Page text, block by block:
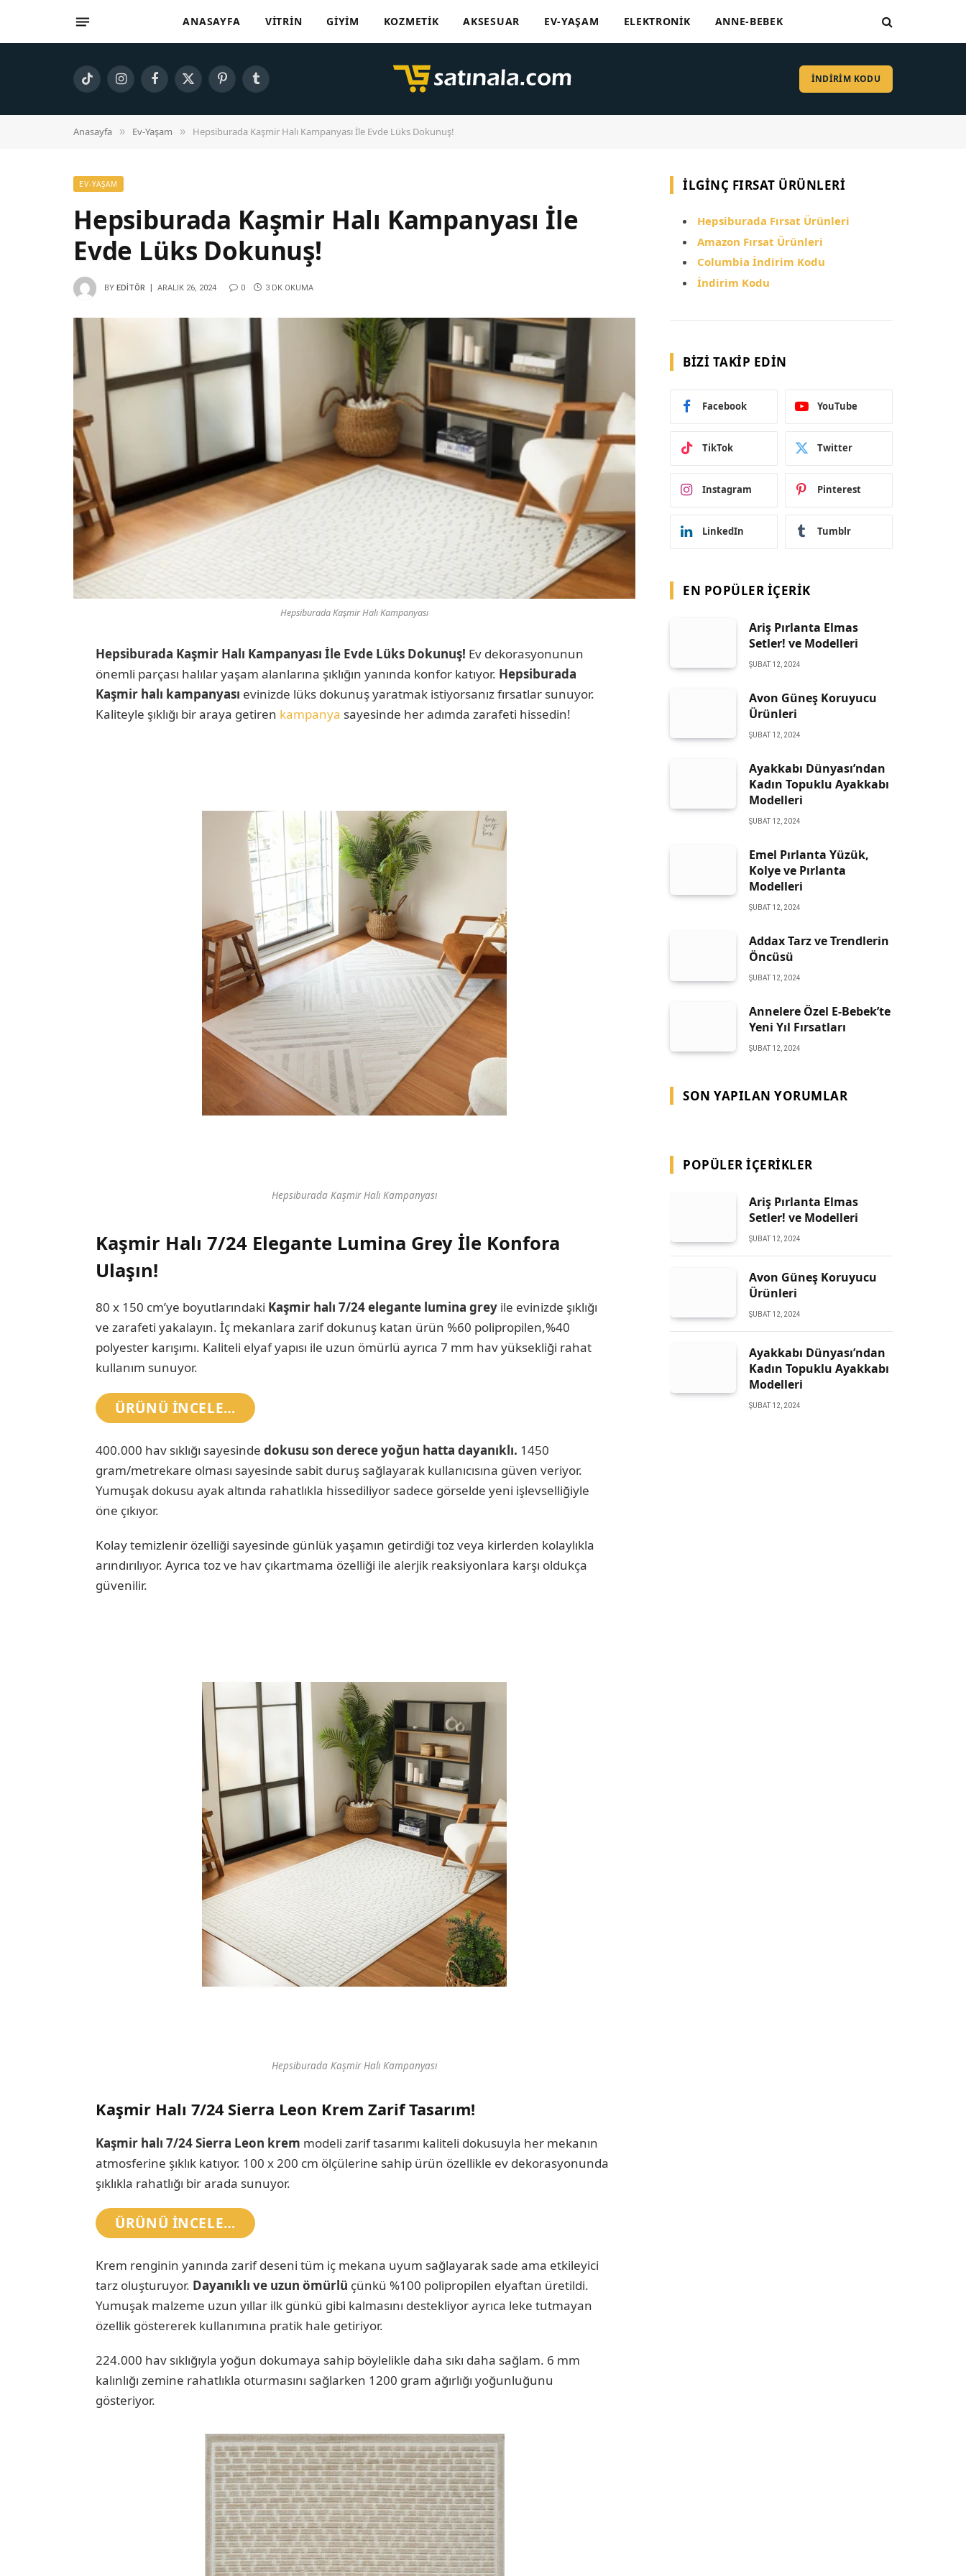
ANASAYFA VITRIN GIYIM KOZMETIK AKSESUAR EV-YAŞAM ELEKTRONIK ANNE-BEBEK
TikTok InstagramFacebook
X
PinterestTumblr İNDİRİM KODU
Anasayfa » Ev-Yaşam » Hepsiburada Kaşmir Halı Kampanyası İle Evde Lüks Dokunuş!
EV-YAŞAM
Hepsiburada Kaşmir Halı Kampanyası İle
Evde Lüks Dokunuş!
BY EDITÖR ARALIK 26, 2024 0 3 DK OKUMA
Hepsiburada Kaşmir Halı Kampanyası
Hepsiburada Kaşmir Halı Kampanyası İle Evde Lüks Dokunuş! Ev dekorasyonunun
önemli parçası halılar yaşam alanlarına şıklığın yanında konfor katıyor. Hepsiburada
Kaşmir halı kampanyası evinizde lüks dokunuş yaratmak istiyorsanız fırsatlar sunuyor.
Kaliteyle şıklığı bir araya getiren kampanya sayesinde her adımda zarafeti hissedin!
Hepsiburada Kaşmir Halı Kampanyası
Kaşmir Halı 7/24 Elegante Lumina Grey İle Konfora
Ulaşın!
80 x 150 cm’ye boyutlarındaki Kaşmir halı 7/24 elegante lumina greyile evinizde şıklığı
ve zarafeti yakalayın. İç mekanlara zarif dokunuş katan ürün %60 polipropilen,%40
polyester karışımı. Kaliteli elyaf yapısı ile uzun ömürlü ayrıca 7 mm hav yüksekliği rahat
kullanım sunuyor.
ÜRÜNÜ INCELE…
400.000 hav sıklığı sayesinde dokusu son derece yoğun hatta dayanıklı. 1450
gram/metrekare olması sayesinde sabit duruş sağlayarak kullanıcısına güven veriyor.
Yumuşak dokusu ayak altında rahatlıkla hissediliyor sadece görselde yeni işlevselliğiyle
öne çıkıyor.
Kolay temizlenir özelliği sayesinde günlük yaşamın getirdiği toz veya kirlerden kolaylıkla
arındırılıyor. Ayrıca toz ve hav çıkartmama özelliği ile alerjik reaksiyonlara karşı oldukça
güvenilir.
Hepsiburada Kaşmir Halı Kampanyası
Kaşmir Halı 7/24 Sierra Leon Krem Zarif Tasarım!
Kaşmir halı 7/24 Sierra Leon krem modeli zarif tasarımı kaliteli dokusuyla her mekanın
atmosferine şıklık katıyor. 100 x 200 cm ölçülerine sahip ürün özellikle ev dekorasyonunda
şıklıkla rahatlığı bir arada sunuyor.
ÜRÜNÜ INCELE…
Krem renginin yanında zarif deseni tüm iç mekana uyum sağlayarak sade ama etkileyici
tarz oluşturuyor. Dayanıklı ve uzun ömürlü çünkü %100 polipropilen elyaftan üretildi.
Yumuşak malzeme uzun yıllar ilk günkü gibi kalmasını destekliyor ayrıca leke tutmayan
özellik göstererek kullanımına pratik hale getiriyor.
224.000 hav sıklığıyla yoğun dokumaya sahip böylelikle daha sıkı daha sağlam. 6 mm
kalınlığı zemine rahatlıkla oturmasını sağlarken 1200 gram ağırlığı yoğunluğunu
gösteriyor.
İLGINÇ FIRSAT ÜRÜNLERI
Hepsiburada Fırsat Ürünleri
Amazon Fırsat Ürünleri
Columbia İndirim Kodu
İndirim Kodu
BIZI TAKIP EDIN
Facebook YouTube
TikTok Twitter
Instagram Pinterest
LinkedIn Tumblr
EN POPÜLER İÇERIK
Ariş Pırlanta Elmas
Setler! ve Modelleri
ŞUBAT 12, 2024
Avon Güneş Koruyucu
Ürünleri
ŞUBAT 12, 2024
Ayakkabı Dünyası’ndan
Kadın Topuklu Ayakkabı
Modelleri
ŞUBAT 12, 2024
Emel Pırlanta Yüzük,
Kolye ve Pırlanta
Modelleri
ŞUBAT 12, 2024
Addax Tarz ve Trendlerin
Öncüsü
ŞUBAT 12, 2024
Annelere Özel E-Bebek’te
Yeni Yıl Fırsatları
ŞUBAT 12, 2024
SON YAPILAN YORUMLAR
POPÜLER İÇERIKLER
Ariş Pırlanta Elmas
Setler! ve Modelleri
ŞUBAT 12, 2024
Avon Güneş Koruyucu
Ürünleri
ŞUBAT 12, 2024
Ayakkabı Dünyası’ndan
Kadın Topuklu Ayakkabı
Modelleri
ŞUBAT 12, 2024